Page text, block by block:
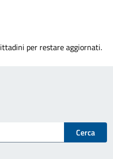
per restare aggiornati.
Cerca